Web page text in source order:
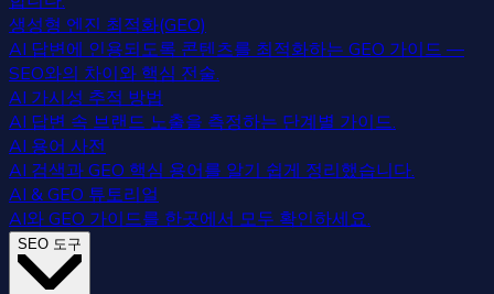
생성형 엔진 최적화(GEO)
AI 답변에 인용되도록 콘텐츠를 최적화하는 GEO 가이드 —
SEO와의 차이와 핵심 전술.
AI 가시성 추적 방법
AI 답변 속 브랜드 노출을 측정하는 단계별 가이드.
AI 용어 사전
AI 검색과 GEO 핵심 용어를 알기 쉽게 정리했습니다.
AI & GEO 튜토리얼
AI와 GEO 가이드를 한곳에서 모두 확인하세요.
SEO 도구